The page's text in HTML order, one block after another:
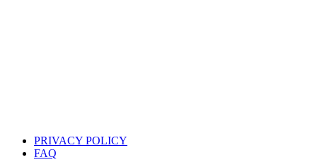
PRIVACY POLICY
FAQ